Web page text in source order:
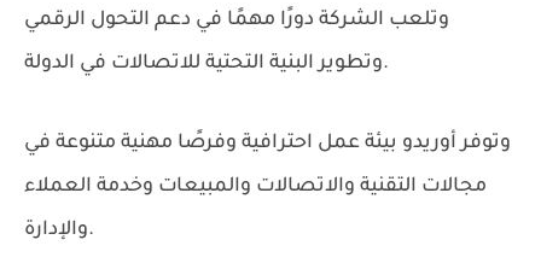
وتلعب الشركة دورًا مهمًا في دعم التحول الرقمي
وتطوير البنية التحتية للاتصالات في الدولة.
وتوفر أوريدو بيئة عمل احترافية وفرصًا مهنية متنوعة في
مجالات التقنية والاتصالات والمبيعات وخدمة العملاء
والإدارة.